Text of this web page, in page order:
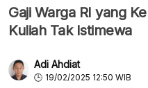
Gaji Warga RI yang
Kuliah Tak Istimewa
Adi Ahdiat
19/02/2025 12:50 WIB